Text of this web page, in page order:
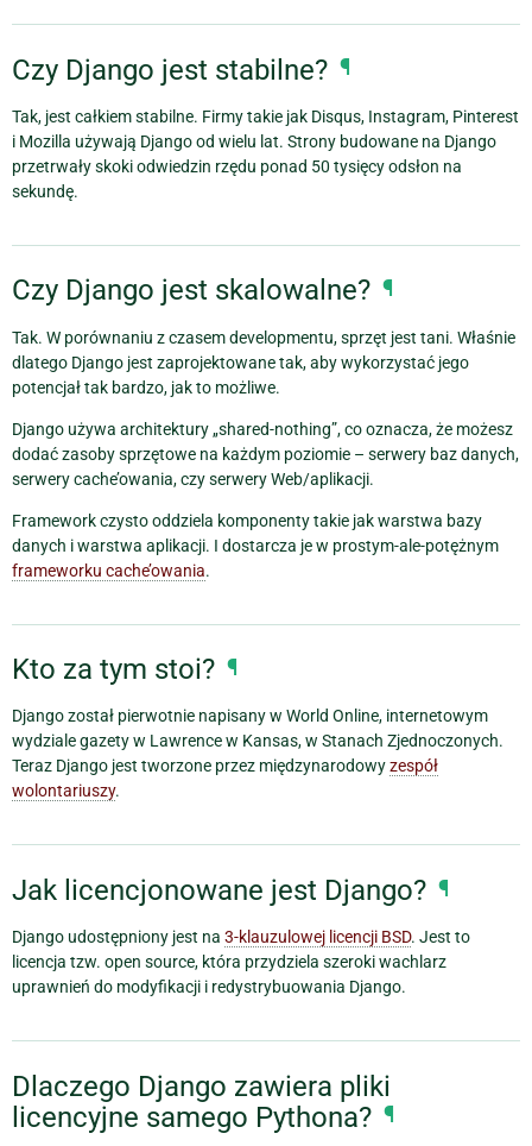
Czy Django jest stabilne? ¶
Tak, jest całkiem stabilne. Firmy takie jak Disqus, Instagram, Pinterest
i Mozilla używają Django od wielu lat. Strony budowane na Django
przetrwały skoki odwiedzin rzędu ponad 50 tysięcy odsłon na
sekundę.
Czy Django jest skalowalne? ¶
Tak. W porównaniu z czasem developmentu, sprzęt jest tani. Właśnie
dlatego Django jest zaprojektowane tak, aby wykorzystać jego
potencjał tak bardzo, jak to możliwe.
Django używa architektury „shared-nothing”, co oznacza, że możesz
dodać zasoby sprzętowe na każdym poziomie – serwery baz danych,
serwery cache’owania, czy serwery Web/aplikacji.
Framework czysto oddziela komponenty takie jak warstwa bazy
danych i warstwa aplikacji. I dostarcza je w prostym-ale-potężnym
frameworku cache’owania.
Kto za tym stoi? ¶
Django został pierwotnie napisany w World Online, internetowym
wydziale gazety w Lawrence w Kansas, w Stanach Zjednoczonych.
Teraz Django jest tworzone przez międzynarodowyzespół
wolontariuszy.
Jak licencjonowane jest Django? ¶
Django udostępniony jest na 3-klauzulowej licencji BSD. Jest to
licencja tzw. open source, która przydziela szeroki wachlarz
uprawnień do modyfikacji i redystrybuowania Django.
Dlaczego Django zawiera pliki
licencyjne samego Pythona? ¶